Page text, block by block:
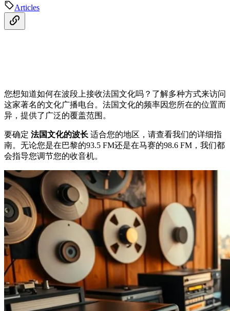
Articles
您想知道如何在波段上接收法国文化吗？了解多种方式来访问
这家著名的文化广播电台。法国文化的频率因您所在的位置而
异，提供了广泛的覆盖范围。
要确定 法国文化的波长 适合您的地区，请查看我们的详细指
南。无论您是在巴黎的93.5 FM还是在马赛的98.6 FM，我们都
会指导您调节您的收音机。